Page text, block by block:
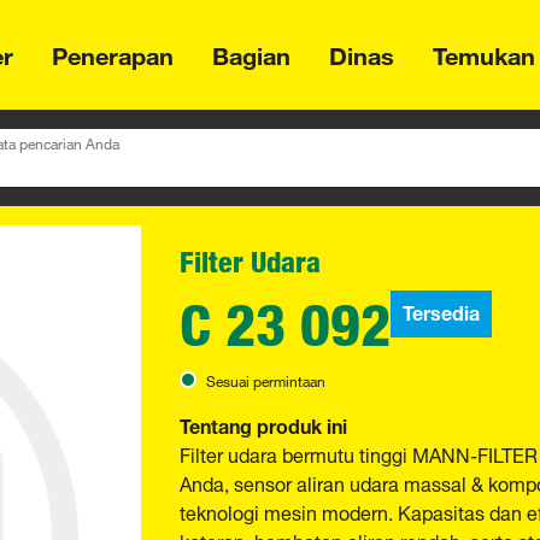
Penerapan Bagian Dinas Temukan
pencarian Anda
Filter Udara
C 23 092 Tersedia
Sesuai permintaan
Tentang produk ini
Filter udara bermutu tinggi MANN-
Anda, sensor aliran udara massal &
teknologi mesin modern. Kapasitas dan